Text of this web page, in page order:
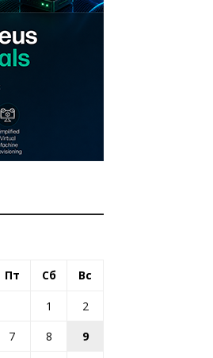
Пт Сб Вс
1
2
7 8 9